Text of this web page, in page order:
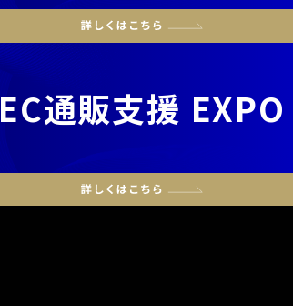
EC通販支援 EXPO